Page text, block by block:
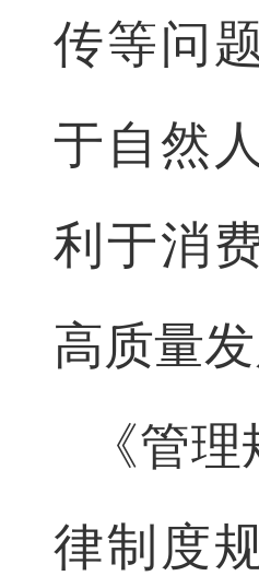
传等问
于自然
利于消
高质量
《管
律制度